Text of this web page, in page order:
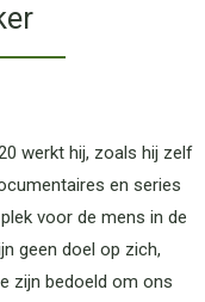
werkt hij, zoals hij zelf
en series
voor de mens in de
geen doel op zich,
zijn bedoeld om ons